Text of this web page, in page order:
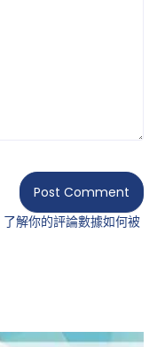
了解你的評論數據如何被